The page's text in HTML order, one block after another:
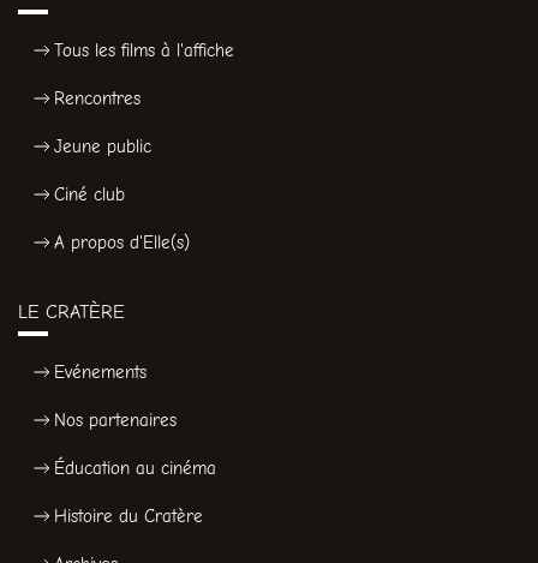
Tous les films à l'affiche
Rencontres
Jeune public
Ciné club
A propos d'Elle(s)
LE CRATÈRE
Evénements
Nos partenaires
Éducation au cinéma
Histoire du Cratère